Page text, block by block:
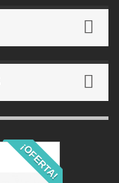
¡OFERTA!